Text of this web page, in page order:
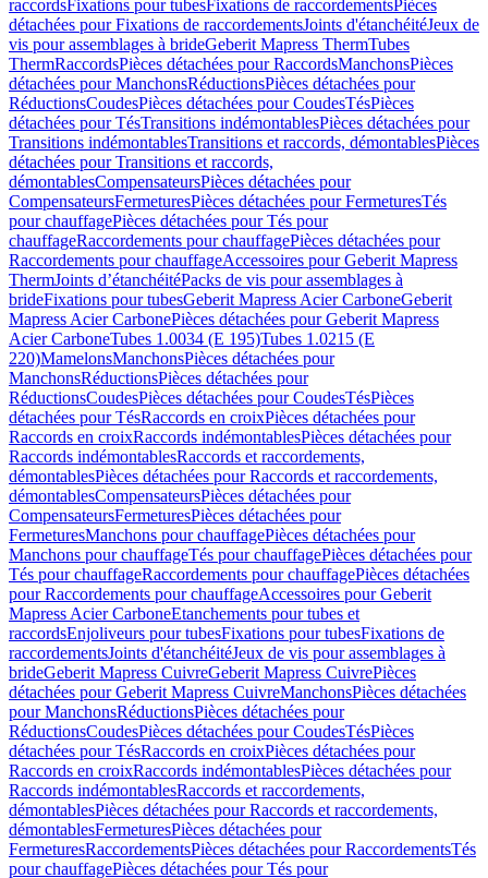
raccordsFixations pour tubesFixations de raccordementsPièces
détachées pour Fixations de raccordementsJoints d'étanchéitéJeux de
vis pour assemblages à brideGeberit Mapress ThermTubes
ThermRaccordsPièces détachées pour RaccordsManchonsPièces
détachées pour ManchonsRéductionsPièces détachées pour
RéductionsCoudesPièces détachées pour CoudesTésPièces
détachées pour TésTransitions indémontablesPièces détachées pour
Transitions indémontablesTransitions et raccords, démontablesPièces
détachées pour Transitions et raccords,
démontablesCompensateursPièces détachées pour
CompensateursFermeturesPièces détachées pour FermeturesTés
pour chauffagePièces détachées pour Tés pour
chauffageRaccordements pour chauffagePièces détachées pour
Raccordements pour chauffageAccessoires pour Geberit Mapress
ThermJoints d’étanchéitéPacks de vis pour assemblages à
brideFixations pour tubesGeberit Mapress Acier CarboneGeberit
Mapress Acier CarbonePièces détachées pour Geberit Mapress
Acier CarboneTubes 1.0034 (E 195)Tubes 1.0215 (E
220)MamelonsManchonsPièces détachées pour
ManchonsRéductionsPièces détachées pour
RéductionsCoudesPièces détachées pour CoudesTésPièces
détachées pour TésRaccords en croixPièces détachées pour
Raccords en croixRaccords indémontablesPièces détachées pour
Raccords indémontablesRaccords et raccordements,
démontablesPièces détachées pour Raccords et raccordements,
démontablesCompensateursPièces détachées pour
CompensateursFermeturesPièces détachées pour
FermeturesManchons pour chauffagePièces détachées pour
Manchons pour chauffageTés pour chauffagePièces détachées pour
Tés pour chauffageRaccordements pour chauffagePièces détachées
pour Raccordements pour chauffageAccessoires pour Geberit
Mapress Acier CarboneEtanchements pour tubes et
raccordsEnjoliveurs pour tubesFixations pour tubesFixations de
raccordementsJoints d'étanchéitéJeux de vis pour assemblages à
brideGeberit Mapress CuivreGeberit Mapress CuivrePièces
détachées pour Geberit Mapress CuivreManchonsPièces détachées
pour ManchonsRéductionsPièces détachées pour
RéductionsCoudesPièces détachées pour CoudesTésPièces
détachées pour TésRaccords en croixPièces détachées pour
Raccords en croixRaccords indémontablesPièces détachées pour
Raccords indémontablesRaccords et raccordements,
démontablesPièces détachées pour Raccords et raccordements,
démontablesFermeturesPièces détachées pour
FermeturesRaccordementsPièces détachées pour RaccordementsTés
pour chauffagePièces détachées pour Tés pour